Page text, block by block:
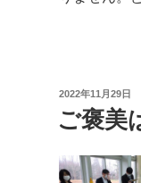
投
2022年11月29日
ご褒美